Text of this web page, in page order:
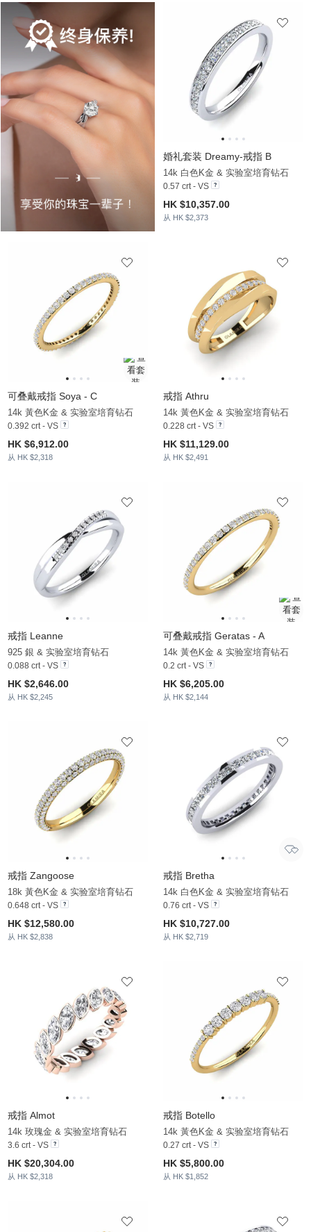
婚礼套装 Dreamy-戒指 B
14k 白色K金 & 实验室培育钻石
0.57 crt - VS
HK $10,357.00
从 HK $2,373
可叠戴戒指 Soya - C
14k 黃色K金 & 实验室培育钻石
0.392 crt - VS
HK $6,912.00
从 HK $2,318
戒指 Athru
14k 黃色K金 & 实验室培育钻石
0.228 crt - VS
HK $11,129.00
从 HK $2,491
戒指 Leanne
925 銀 & 实验室培育钻石
0.088 crt - VS
HK $2,646.00
从 HK $2,245
可叠戴戒指 Geratas - A
14k 黃色K金 & 实验室培育钻石
0.2 crt - VS
HK $6,205.00
从 HK $2,144
戒指 Zangoose
18k 黃色K金 & 实验室培育钻石
0.648 crt - VS
HK $12,580.00
从 HK $2,838
戒指 Bretha
14k 白色K金 & 实验室培育钻石
0.76 crt - VS
HK $10,727.00
从 HK $2,719
戒指 Almot
14k 玫瑰金 & 实验室培育钻石
3.6 crt - VS
HK $20,304.00
从 HK $2,318
戒指 Botello
14k 黃色K金 & 实验室培育钻石
0.27 crt - VS
HK $5,800.00
从 HK $1,852